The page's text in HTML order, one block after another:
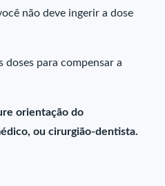
não deve ingerir a dose
doses para compensar a
orientação do
ou cirurgião-dentista.